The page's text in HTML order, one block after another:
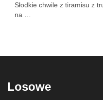
Słodkie chwile z tiramisu z
na …
Losowe